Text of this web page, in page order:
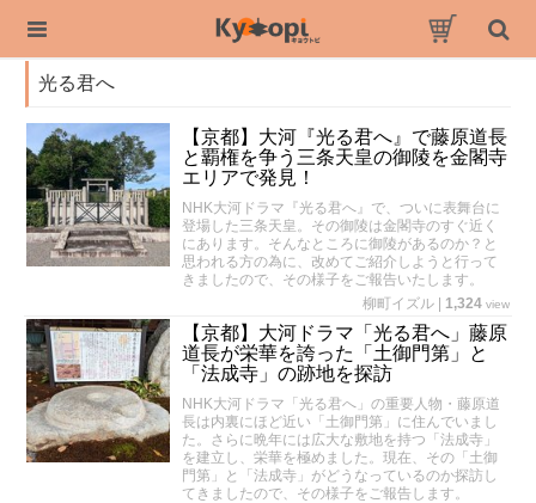
光る君へ
【京都】大河『光る君へ』で藤原道長
と覇権を争う三条天皇の御陵を金閣寺
エリアで発見！
NHK大河ドラマ『光る君へ』で、ついに表舞台に
登場した三条天皇。その御陵は金閣寺のすぐ近く
にあります。そんなところに御陵があるのか？と
思われる方の為に、改めてご紹介しようと行って
きましたので、その様子をご報告いたします。
柳町イズル
1,324 view
【京都】大河ドラマ「光る君へ」藤原
道長が栄華を誇った「土御門第」と
「法成寺」の跡地を探訪
NHK大河ドラマ「光る君へ」の重要人物・藤原道
長は内裏にほど近い「土御門第」に住んでいまし
た。さらに晩年には広大な敷地を持つ「法成寺」
を建立し、栄華を極めました。現在、その「土御
門第」と「法成寺」がどうなっているのか探訪し
てきましたので、その様子をご報告します。